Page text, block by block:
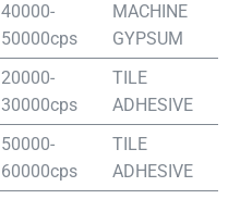
40000-
50000cps
MACHINE
GYPSUM
20000-
30000cps
TILE
ADHESIVE
50000-
60000cps
TILE
ADHESIVE